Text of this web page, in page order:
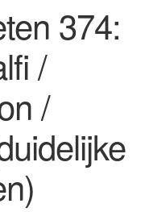
374:
/
/